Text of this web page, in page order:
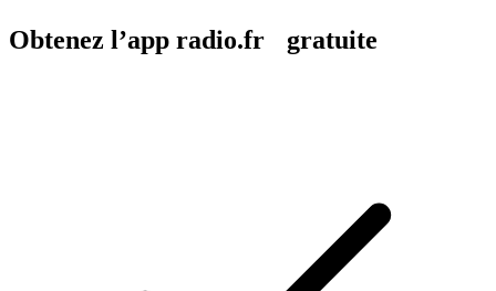
Obtenez l’app radio.fr gratuite